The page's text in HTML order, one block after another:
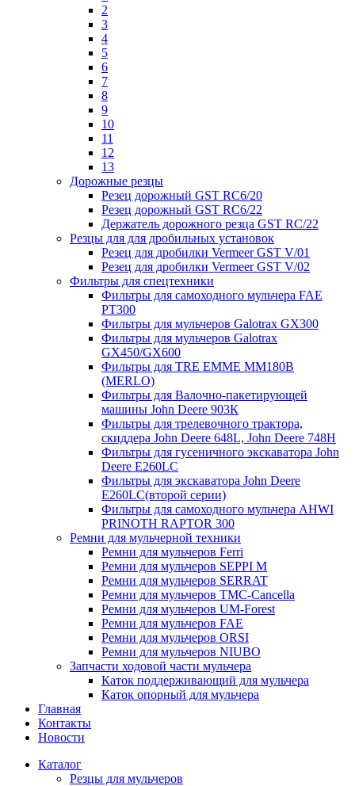
2
3
4
5
6
7
8
9
10
11
12
13
Дорожные резцы
Резец дорожный GST RC6/20
Резец дорожный GST RC6/22
Держатель дорожного резца GST RC/22
Резцы для для дробильных установок
Резец для дробилки Vermeer GST V/01
Резец для дробилки Vermeer GST V/02
Фильтры для спецтехники
Фильтры для самоходного мульчера FAE
PT300
Фильтры для мульчеров Galotrax GX300
Фильтры для мульчеров Galotrax
GX450/GX600
Фильтры для TRE EMME MM180B
(MERLO)
Фильтры для Валочно-пакетирующей
машины John Deere 903К
Фильтры для трелевочного трактора,
скиддера John Deere 648L, John Deere 748H
Фильтры для гусеничного экскаватора John
Deere E260LC
Фильтры для экскаватора John Deere
E260LC(второй серии)
Фильтры для самоходного мульчера AHWI
PRINOTH RAPTOR 300
Ремни для мульчерной техники
Ремни для мульчеров Ferri
Ремни для мульчеров SEPPI M
Ремни для мульчеров SERRAT
Ремни для мульчеров TMC-Cancella
Ремни для мульчеров UM-Forest
Ремни для мульчеров FAE
Ремни для мульчеров ORSI
Ремни для мульчеров NIUBO
Запчасти ходовой части мульчера
Каток поддерживающий для мульчера
Каток опорный для мульчера
Главная
Контакты
Новости
Каталог
Резцы для мульчеров